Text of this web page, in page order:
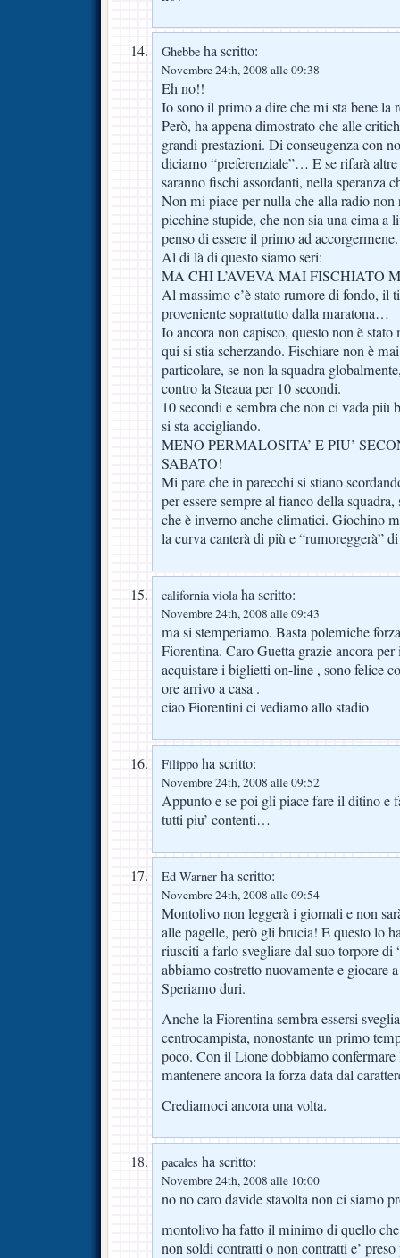
Ghebbe ha scritto:
Novembre 24th, 2008 alle 09:38
Eh no!!
Io sono il primo a dire che mi sta bene la
Però, ha appena dimostrato che alle
grandi prestazioni. Di conseugenza con
diciamo “preferenziale”… E se rifarà
saranno fischi assordanti, nella speranza
Non mi piace per nulla che alla radio
picchine stupide, che non sia una cima a
penso di essere il primo ad accorgermene.
Al di là di questo siamo seri:
MA CHI L’AVEVA MAI FISCHIATO
Al massimo c’è stato rumore di fondo, il
proveniente soprattutto dalla maratona…
Io ancora non capisco, questo non è
qui si stia scherzando. Fischiare non è
particolare, se non la squadra
contro la Steaua per 10 secondi.
10 secondi e sembra che non ci vada più
si sta accigliando.
MENO PERMALOSITA’ E PIU’
SABATO!
Mi pare che in parecchi si stiano
per essere sempre al fianco della
che è inverno anche climatici. Giochino
la curva canterà di più e “rumoreggerà”
california violaha scritto:
Novembre 24th, 2008 alle 09:43
ma si stemperiamo. Basta polemiche
Fiorentina. Caro Guetta grazie ancora
acquistare i biglietti on-line , sono felice
ore arrivo a casa .
ciao Fiorentini ci vediamo allo stadio
Filippo ha scritto:
Novembre 24th, 2008 alle 09:52
Appunto e se poi gli piace fare il ditino e
tutti piu’ contenti…
Ed Warner ha scritto:
Novembre 24th, 2008 alle 09:54
Montolivo non leggerà i giornali e non
alle pagelle, però gli brucia! E questo lo
riusciti a farlo svegliare dal suo torpore di
abbiamo costretto nuovamente e giocare
Speriamo duri.
Anche la Fiorentina sembra essersi
centrocampista, nonostante un primo
poco. Con il Lione dobbiamo confermare
mantenere ancora la forza data dal
Crediamoci ancora una volta.
pacales ha scritto:
Novembre 24th, 2008 alle 10:00
no no caro davide stavolta non ci siamo
montolivo ha fatto il minimo di quello
non soldi contratti o non contratti e’